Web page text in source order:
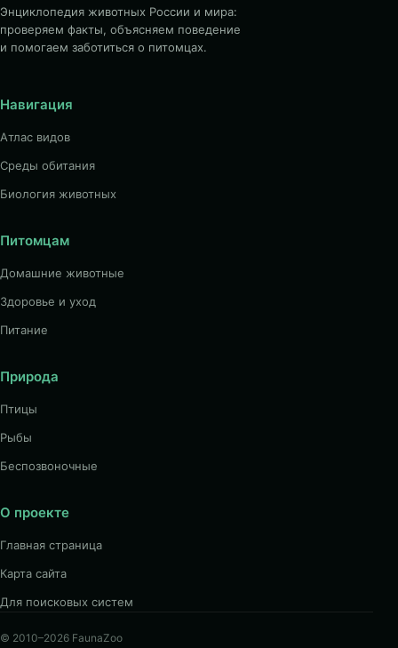
Энциклопедия животных России и мира:
проверяем факты, объясняем поведение
и помогаем заботиться о питомцах.
Навигация
Атлас видов
Среды обитания
Биология животных
Питомцам
Домашние животные
Здоровье и уход
Питание
Природа
Птицы
Рыбы
Беспозвоночные
О проекте
Главная страница
Карта сайта
Для поисковых систем
© 2010–2026 FaunaZoo